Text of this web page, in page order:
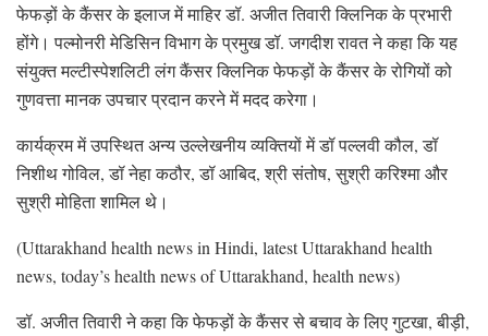
फेफड़ों के कैंसर के इलाज में माहिर डॉ. अजीत तिवारी क्लिनिक के प्रभारी
होंगे। पल्मोनरी मेडिसिन विभाग के प्रमुख डॉ. जगदीश रावत ने कहा कि यह
संयुक्त मल्टीस्पेशलिटी लंग कैंसर क्लिनिक फेफड़ों के कैंसर के रोगियों को
गुणवत्ता मानक उपचार प्रदान करने में मदद करेगा।
कार्यक्रम में उपस्थित अन्य उल्लेखनीय व्यक्तियों में डॉ पल्लवी कौल, डॉ
निशीथ गोविल, डॉ नेहा कठौर, डॉ आबिद, श्री संतोष, सुश्री करिश्मा और
सुश्री मोहिता शामिल थे।
(Uttarakhand health news in Hindi, latest Uttarakhand health
news, today’s health news of Uttarakhand, health news)
डॉ. अजीत तिवारी ने कहा कि फेफड़ों के कैंसर से बचाव के लिए गुटखा, बीड़ी,